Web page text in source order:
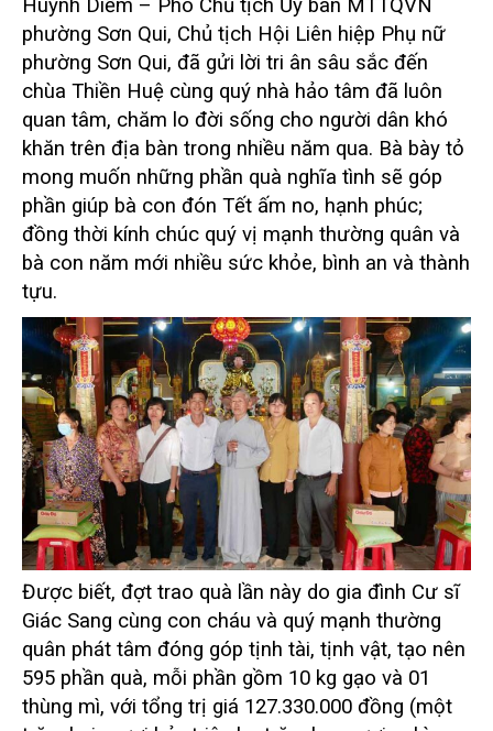
Huỳnh Diễm – Phó Chủ tịch Ủy ban MTTQVN
phường Sơn Qui, Chủ tịch Hội Liên hiệp Phụ nữ
phường Sơn Qui, đã gửi lời tri ân sâu sắc đến
chùa Thiền Huệ cùng quý nhà hảo tâm đã luôn
quan tâm, chăm lo đời sống cho người dân khó
khăn trên địa bàn trong nhiều năm qua. Bà bày tỏ
mong muốn những phần quà nghĩa tình sẽ góp
phần giúp bà con đón Tết ấm no, hạnh phúc;
đồng thời kính chúc quý vị mạnh thường quân và
bà con năm mới nhiều sức khỏe, bình an và thành
tựu.
Được biết, đợt trao quà lần này do gia đình Cư sĩ
Giác Sang cùng con cháu và quý mạnh thường
quân phát tâm đóng góp tịnh tài, tịnh vật, tạo nên
595 phần quà, mỗi phần gồm 10 kg gạo và 01
thùng mì, với tổng trị giá 127.330.000 đồng (một